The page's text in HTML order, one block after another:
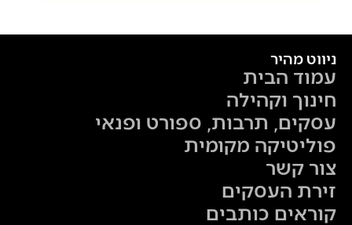
ניווט מהיר
עמוד הבית
חינוך וקהילה
עסקים, תרבות, ספורט ופנאי
פוליטיקה מקומית
צור קשר
זירת העסקים
קוראים כותבים